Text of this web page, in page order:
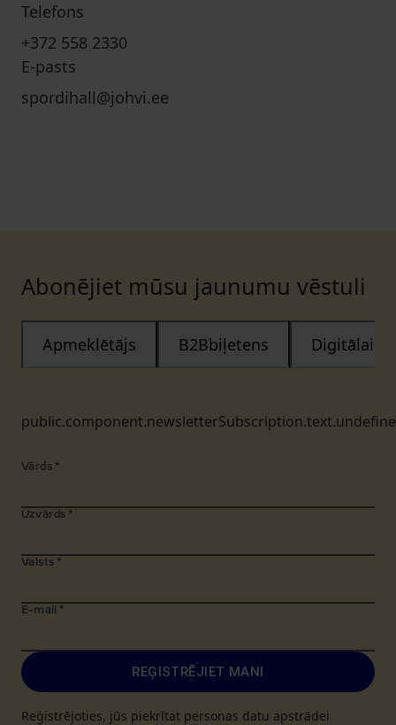
Telefons
+372 558 2330
E-pasts
spordihall@johvi.ee
Abonējiet mūsu jaunumu vēstuli
Apmeklētājs B2Bbiļetens Digitālais
Vārds *
Uzvārds *
Valsts *
E-mail *
REĢISTRĒJIET MANI
Reģistrējoties, jūs piekrītat personas datu apstrādei